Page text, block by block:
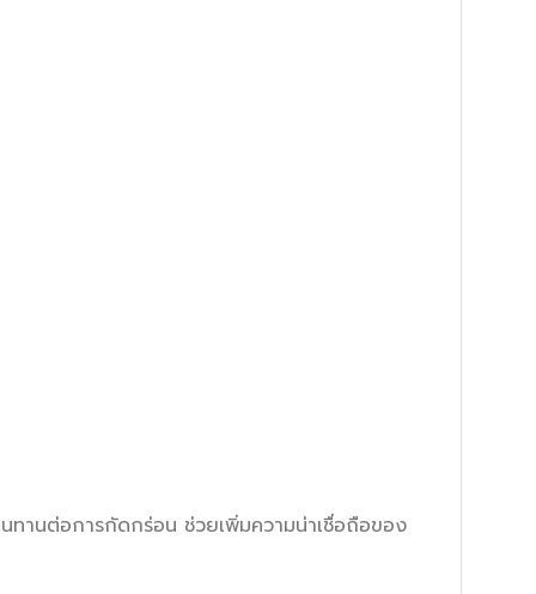
ทานต่อการกัดกร่อน ช่วยเพิ่มความน่าเชื่อถือของ